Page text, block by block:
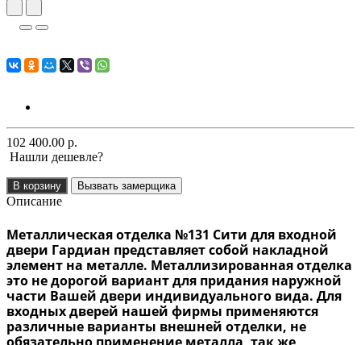
102 400.00 р.
Нашли дешевле?
В корзину Вызвать замерщика
Описание
Металлическая отделка №131 Сити для входной
двери Гардиан представляет собой накладной
элемент на металле. Металлизированная отделка
это не дорогой вариант для придания наружной
части Вашей двери индивидуального вида. Для
входных дверей нашей фирмы применяются
различные варианты внешней отделки, не